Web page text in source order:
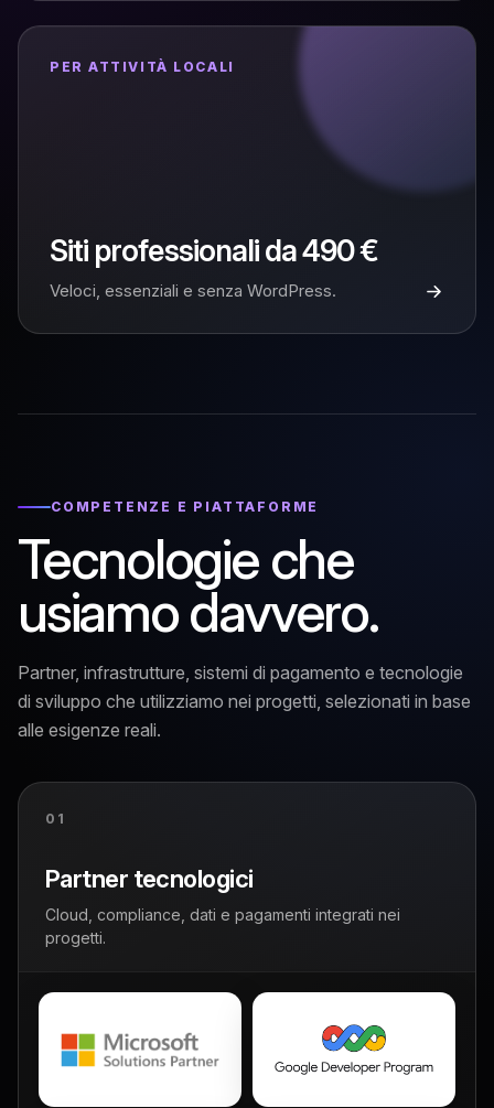
PER ATTIVITÀ LOCALI
Siti professionali da 490 €
Veloci, essenziali e senza WordPress.
COMPETENZE E PIATTAFORME
Tecnologie che
usiamo davvero.
Partner, infrastrutture, sistemi di pagamento e tecnologie
di sviluppo che utilizziamo nei progetti, selezionati in base
alle esigenze reali.
01
Partner tecnologici
Cloud, compliance, dati e pagamenti integrati nei
progetti.